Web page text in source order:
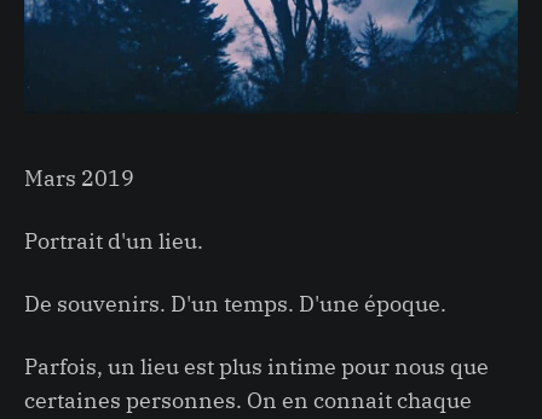
Mars 2019
Portrait d'un lieu.
De souvenirs. D'un temps. D'une époque.
Parfois, un lieu est plus intime pour nous que
certaines personnes. On en connait chaque